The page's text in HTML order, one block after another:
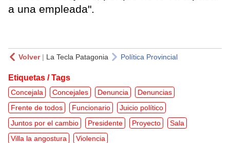
a una empleada".
Volver| La Tecla Patagonia Política Provincial
Etiquetas / Tags
Concejala Concejales Denuncia
Denuncias
Frente de todos
Funcionario
Juicio político
Juntos por el cambio
Presidente Proyecto
Sala
Villa la angostura
Violencia